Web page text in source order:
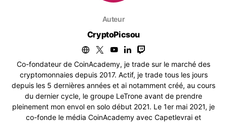
Auteur
CryptoPicsou
Co-fondateur de CoinAcademy, je trade sur le marché des
cryptomonnaies depuis 2017. Actif, je trade tous les jours
depuis les 5 dernières années et ai notamment créé, au cours
du dernier cycle, le groupe LeTrone avant de prendre
pleinement mon envol en solo début 2021. Le 1er mai 2021, je
co-fonde le média CoinAcademy avec Capetlevrai et